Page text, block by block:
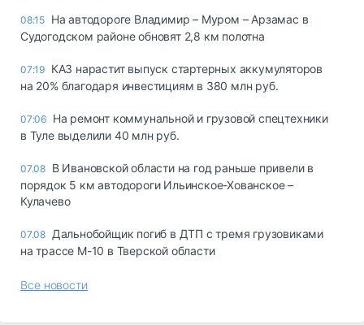
08:15 На автодороге Владимир – Муром – Арзамас в
Судогодском районе обновят 2,8 км полотна
07:19 КАЗ нарастит выпуск стартерных аккумуляторов
на 20% благодаря инвестициям в 380 млн руб.
07:06 На ремонт коммунальной и грузовой спецтехники
в Туле выделили 40 млн руб.
07.08 В Ивановской области на год раньше привели в
порядок 5 км автодороги Ильинское-Хованское –
Кулачево
07.08 Дальнобойщик погиб в ДТП с тремя грузовиками
на трассе М-10 в Тверской области
Все новости